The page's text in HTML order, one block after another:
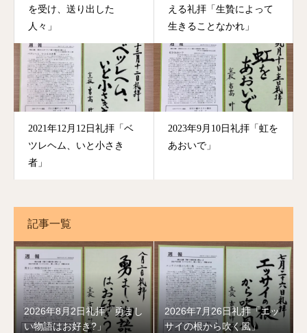
を受け、送り出した
人々」
える礼拝「生贄によって
生きることなかれ」
2021年12月12日礼拝「ベ
ツレヘム、いと小さき
者」
2023年9月10日礼拝「虹を
あおいで」
記事一覧
2026年8月2日礼拝「勇まし
い物語はお好き?」
2026年7月26日礼拝「エッ
サイの根から吹く風」